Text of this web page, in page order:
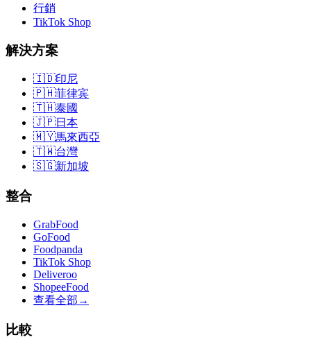
行銷
TikTok Shop
解決方案
🇮🇩印尼
🇵🇭菲律宾
🇹🇭泰國
🇯🇵日本
🇲🇾馬來西亞
🇹🇼台灣
🇸🇬新加坡
整合
GrabFood
GoFood
Foodpanda
TikTok Shop
Deliveroo
ShopeeFood
查看全部 →
比較